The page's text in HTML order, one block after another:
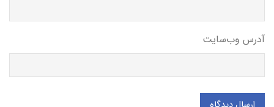
آدرس وب‌سایت